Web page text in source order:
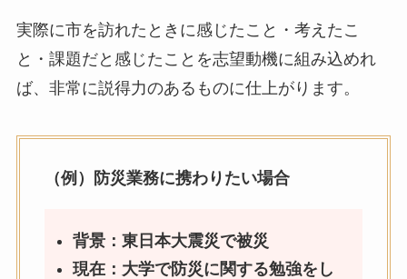
実際に市を訪れたときに感じたこと・考えたこ
と・課題だと感じたことを志望動機に組み込めれ
ば、非常に説得力のあるものに仕上がります。
（例）防災業務に携わりたい場合
背景：東日本大震災で被災
現在：大学で防災に関する勉強をし